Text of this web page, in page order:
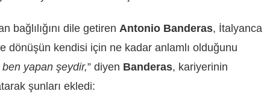
bağlılığını dile getiren Antonio Banderas, İtalyanca
dönüşün kendisi için ne kadar anlamlı olduğunu
yapan şeydir,” diyen Banderas, kariyerinin
şunları ekledi: